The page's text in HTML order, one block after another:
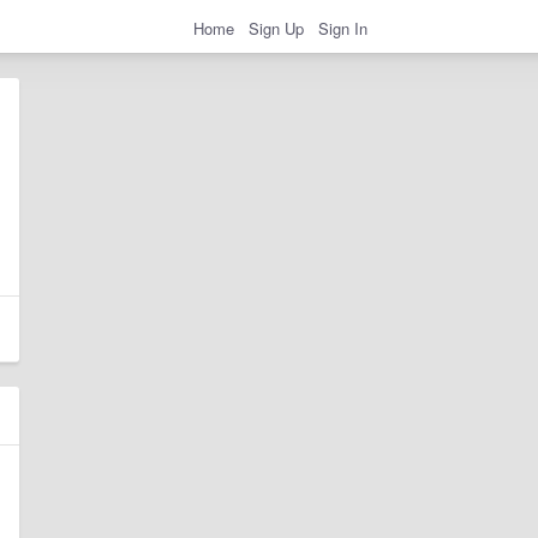
Home Sign Up Sign In